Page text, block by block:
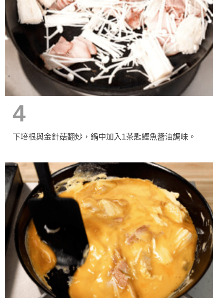
4
下培根與金針菇翻炒，鍋中加入1茶匙鰹魚醬油調味。